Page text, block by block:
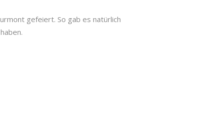
gefeiert. So gab es natürlich